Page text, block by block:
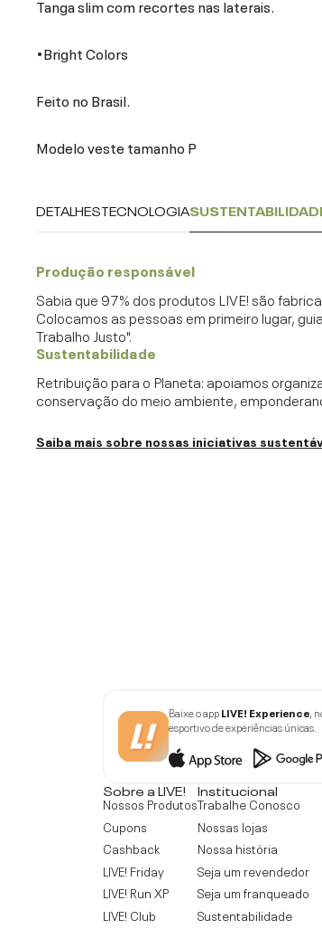
Tanga slim com recortes nas laterais.
•Bright Colors
Feito no Brasil.
Modelo veste tamanho P
DETALHESTECNOLOGIA
Produção responsável
Sabia que 97% dos produtos LIVE! são
Colocamos as pessoas em primeiro lugar,
Trabalho Justo".
Sustentabilidade
Retribuição para o Planeta: apoiamos
conservação do meio ambiente,
Saiba mais sobre nossas iniciativas
Baixe o appLIVE! Experience,
esportivo de experiências únicas.
Sobre a LIVE!
Nossos Produtos
Cupons
Cashback
LIVE! Friday
LIVE! Run XP
LIVE! Club
Institucional
Trabalhe Conosco
Nossas lojas
Nossa história
Seja um revendedor
Seja um franqueado
Sustentabilidade